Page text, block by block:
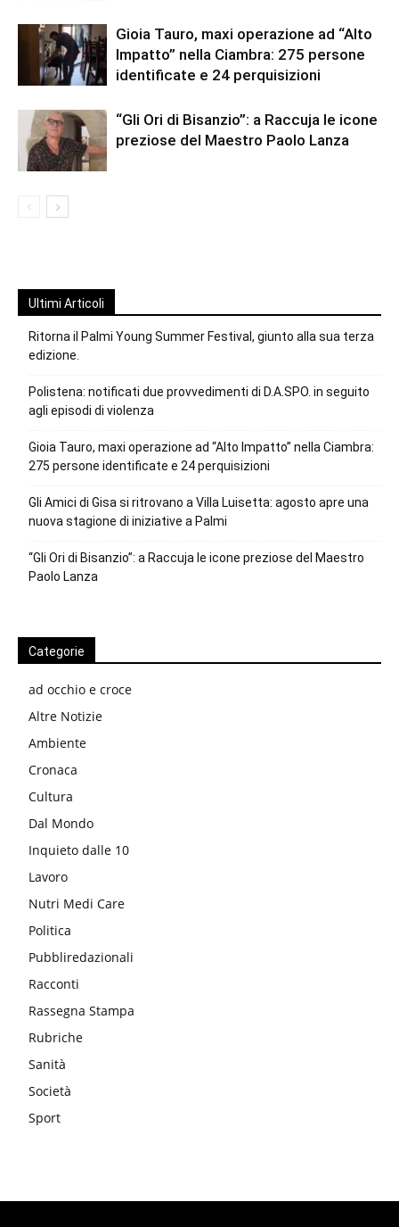
Gioia Tauro, maxi operazione ad “Alto
Impatto” nella Ciambra: 275 persone
identificate e 24 perquisizioni
“Gli Ori di Bisanzio”: a Raccuja le icone
preziose del Maestro Paolo Lanza
Ultimi Articoli
Ritorna il Palmi Young Summer Festival, giunto alla sua terza
edizione.
Polistena: notificati due provvedimenti di D.A.SPO. in seguito
agli episodi di violenza
Gioia Tauro, maxi operazione ad “Alto Impatto” nella Ciambra:
275 persone identificate e 24 perquisizioni
Gli Amici di Gisa si ritrovano a Villa Luisetta: agosto apre una
nuova stagione di iniziative a Palmi
“Gli Ori di Bisanzio”: a Raccuja le icone preziose del Maestro
Paolo Lanza
Categorie
ad occhio e croce
Altre Notizie
Ambiente
Cronaca
Cultura
Dal Mondo
Inquieto dalle 10
Lavoro
Nutri Medi Care
Politica
Pubbliredazionali
Racconti
Rassegna Stampa
Rubriche
Sanità
Società
Sport